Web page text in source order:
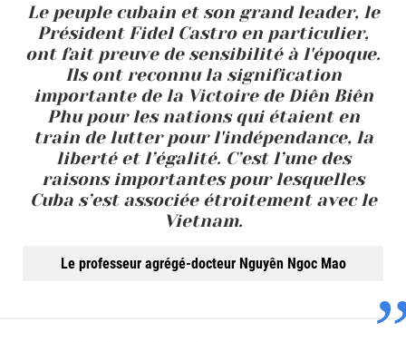
Le peuple cubain et son grand leader, le
Président Fidel Castro en particulier,
ont fait preuve de sensibilité à l'époque.
Ils ont reconnu la signification
importante de la Victoire de Diên Biên
Phu pour les nations qui étaient en
train de lutter pour l'indépendance, la
liberté et l’égalité. C’est l’une des
raisons importantes pour lesquelles
Cuba s’est associée étroitement avec le
Vietnam.
Le professeur agrégé-docteur Nguyên Ngoc Mao